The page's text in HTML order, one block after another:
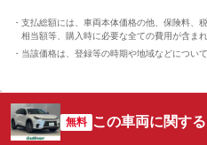
支払総額には、車両本体価格の他、保険料、
相当額等、購入時に必要な全ての費用が含まれ
当該価格は、登録等の時期や地域などについ
無料 この車両に関す